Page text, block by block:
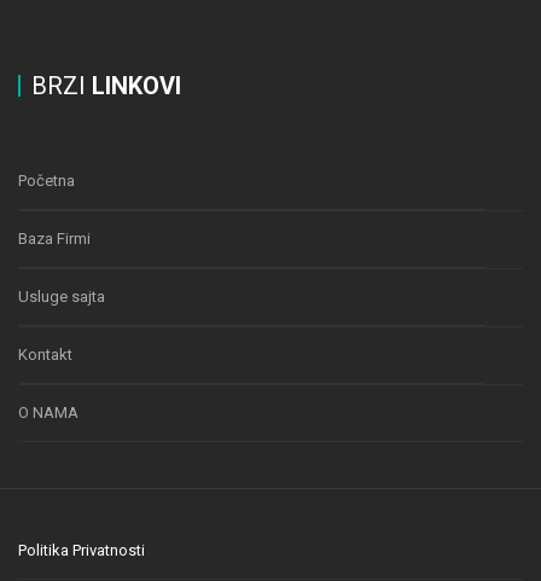
BRZI LINKOVI
Početna
Baza Firmi
Usluge sajta
Kontakt
O NAMA
Politika Privatnosti